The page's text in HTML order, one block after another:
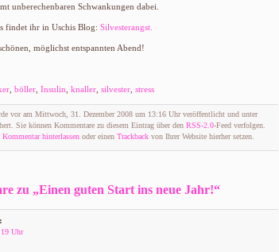
unberechenbaren Schwankungen dabei.
findet ihr in Uschis Blog: Silvesterangst.
möglichst entspannten Abend!
böller Insulin knaller silvester stress
vor am Mittwoch, 31. Dezember 2008 um 13:16 Uhr veröffentlicht und unter
Sie können Kommentare zu diesem Eintrag über den RSS-2.0-Feed verfolgen.
Kommentar hinterlassenoder einen Trackbackvon Ihrer Website hierher setzen.
zu „Einen guten Start ins neue Jahr!“
Uhr